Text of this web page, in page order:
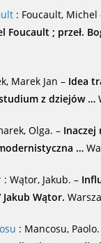
: Foucault, Michel
Foucault ; przeł.
Marek Jan – Idea
z dziejów …
Olga. – Inaczej
…
: Wątor, Jakub. –
Wątor.
: Mancosu,